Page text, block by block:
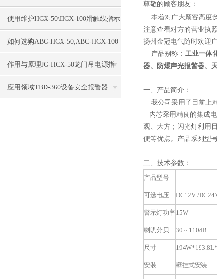
求？
使用维护HCX-50\HCX-100滑触线指示
灯
如何选购ABC-HCX-50,ABC-HCX-100
滑触线电源指示灯
作用与原理JG-HCX-50龙门吊电源指
示灯
应用领域TBD-360设备安全报警器
尊敬的顾客朋友：
本着对广大顾客高度
注意查看对方的营业执
扬州金冠电气随时欢迎
产品别称： 工业一体
器、防爆声光报警器、
一、产品简介：
我公司采用了目前上
内芯采用精良的集成
观、大方；闪光灯利用
便等优点。产品系列型
二、技术参数：
产品型号
可选电压 DC12V /
警示灯功率15W
喇叭分贝 30 ~ 110dB
尺寸
安装 壁挂式安装